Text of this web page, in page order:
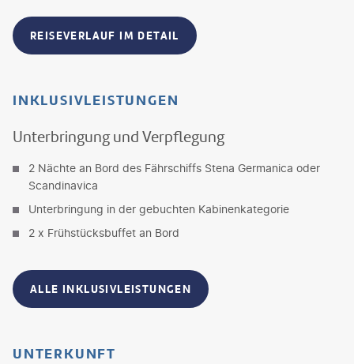
REISEVERLAUF IM DETAIL
INKLUSIVLEISTUNGEN
Unterbringung und Verpflegung
2 Nächte an Bord des Fährschiffs Stena Germanica oder
Scandinavica
Unterbringung in der gebuchten Kabinenkategorie
2 x Frühstücksbuffet an Bord
ALLE INKLUSIVLEISTUNGEN
UNTERKUNFT